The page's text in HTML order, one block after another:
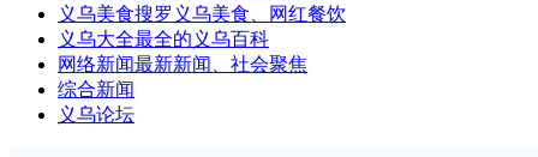
义乌美食搜罗义乌美食、网红餐饮
义乌大全最全的义乌百科
网络新闻最新新闻、社会聚焦
综合新闻
义乌论坛